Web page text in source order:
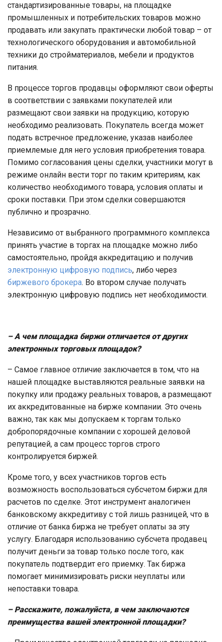
стандартизированные товары, на площадке
промышленных и потребительских товаров можно
продавать или закупать практически любой товар – от
технологического оборудования и автомобильной
техники до стройматериалов, мебели и продуктов
питания.
В процессе торгов продавцы оформляют свои оферты
в соответствии с заявками покупателей или
размещают свои заявки на продукцию, которую
необходимо реализовать. Покупатель всегда может
подать встречное предложение, указав наиболее
приемлемые для него условия приобретения товара.
Помимо согласования цены сделки, участники могут в
режиме онлайн вести торг по таким критериям, как
количество необходимого товара, условия оплаты и
сроки поставки. При этом сделки совершаются
публично и прозрачно.
Независимо от выбранного программного комплекса
принять участие в торгах на площадке можно либо
самостоятельно, пройдя аккредитацию и получив
электронную цифровую подпись, либо через
биржевого брокера. Во втором случае получать
электронную цифровую подпись нет необходимости.
– А чем площадка биржи отличается от других
электронных торговых площадок?
– Самое главное отличие заключается в том, что на
нашей площадке выставляются реальные заявки на
покупку или продажу реальных товаров, а размещают
их аккредитованные на бирже компании. Это очень
важно, так как мы допускаем к торгам только
добропорядочные компании с хорошей деловой
репутацией, а сам процесс торгов строго
контролируется биржей.
Кроме того, у всех участников торгов есть
возможность воспользоваться субсчетом биржи для
расчетов по сделке. Этот инструмент аналогичен
банковскому аккредитиву с той лишь разницей, что в
отличие от банка биржа не требует оплаты за эту
услугу. Благодаря использованию субсчета продавец
получит деньги за товар только после того, как
покупатель подтвердит его приемку. Так биржа
помогает минимизировать риски неуплаты или
непоставки товара.
– Расскажите, пожалуйста, в чем заключаются
преимущества вашей электронной площадки?